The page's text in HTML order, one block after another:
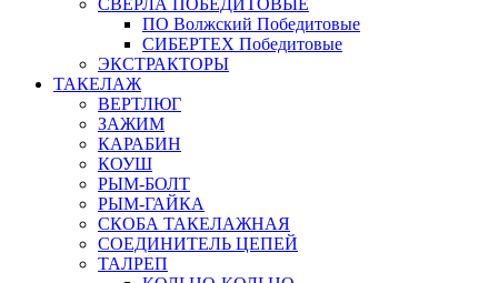
СВЁРЛА ПОБЕДИТОВЫЕ
ПО Волжский Победитовые
СИБЕРТЕХ Победитовые
ЭКСТРАКТОРЫ
ТАКЕЛАЖ
ВЕРТЛЮГ
ЗАЖИМ
КАРАБИН
КОУШ
РЫМ-БОЛТ
РЫМ-ГАЙКА
СКОБА ТАКЕЛАЖНАЯ
СОЕДИНИТЕЛЬ ЦЕПЕЙ
ТАЛРЕП